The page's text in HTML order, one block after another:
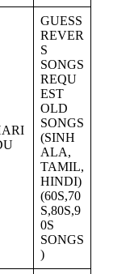
GUESS
REVER
S
SONGS
REQU
EST
OLD
SONGS
(SINH
ALA,
TAMIL,
HINDI)
(60S,70
S,80S,9
0S
SONGS
)